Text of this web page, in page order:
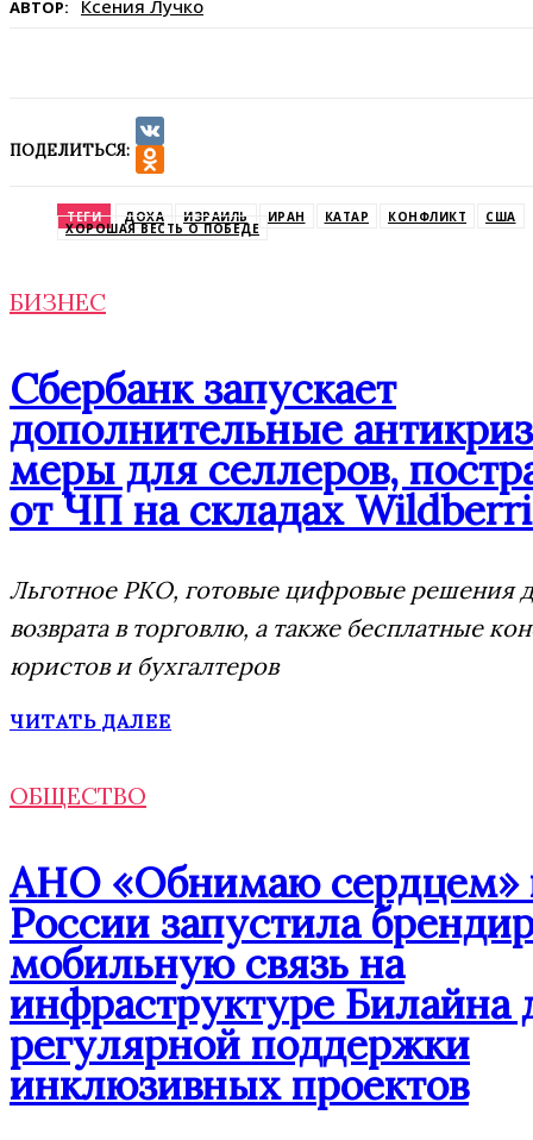
АВТОР: Ксения Лучко
ПОДЕЛИТЬСЯ:
VK
ТЕГИ ДОХА ИЗРАИЛЬ ИРАН КАТАР КОНФЛИКТ США
ХОРОШАЯ ВЕСТЬ О ПОБЕДЕ
БИЗНЕС
Сбербанк запускает
дополнительные
меры для селлеров,
от ЧП на складах
Льготное РКО, готовые цифровые решения
возврата в торговлю, а также бесплатные
юристов и бухгалтеров
ЧИТАТЬ ДАЛЕЕ
ОБЩЕСТВО
АНО «Обнимаю сердцем»
России запустила
мобильную связь на
инфраструктуре Билайна
регулярной поддержки
инклюзивных проектов